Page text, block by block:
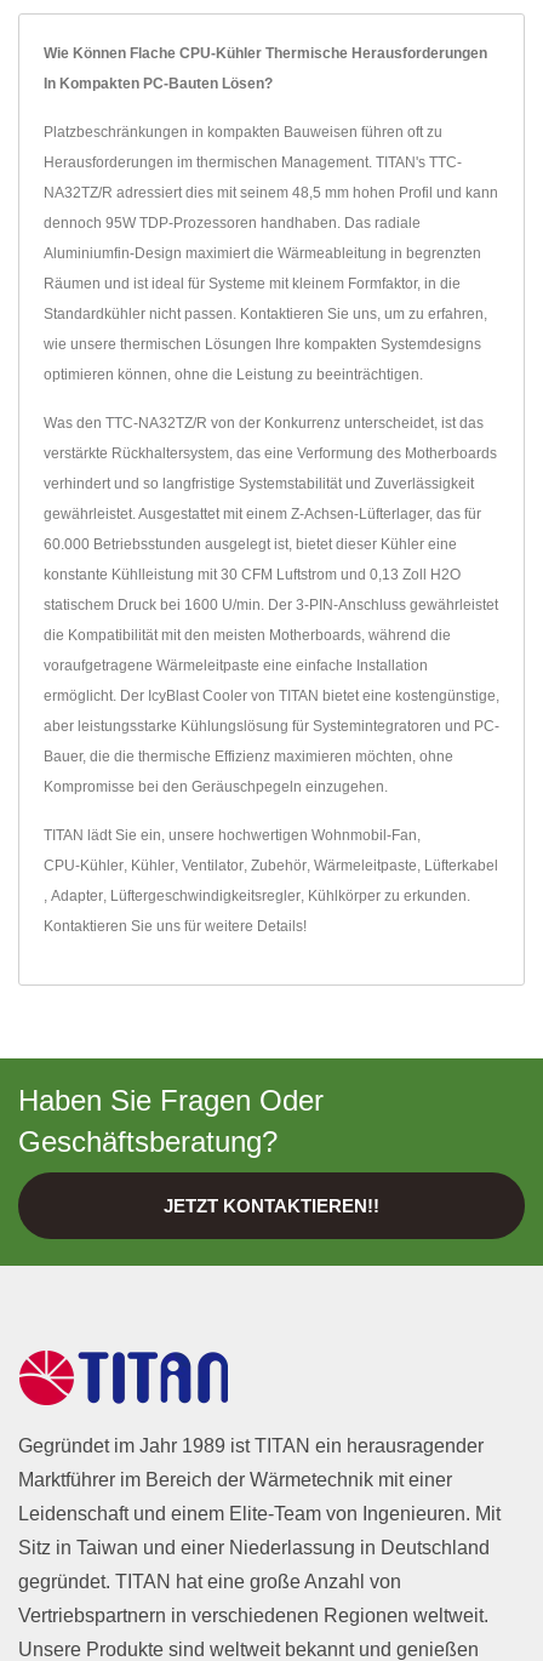
Wie Können Flache CPU-Kühler Thermische Herausforderungen
In Kompakten PC-Bauten Lösen?
Platzbeschränkungen in kompakten Bauweisen führen oft zu
Herausforderungen im thermischen Management. TITAN's TTC-
NA32TZ/R adressiert dies mit seinem 48,5 mm hohen Profil und kann
dennoch 95W TDP-Prozessoren handhaben. Das radiale
Aluminiumfin-Design maximiert die Wärmeableitung in begrenzten
Räumen und ist ideal für Systeme mit kleinem Formfaktor, in die
Standardkühler nicht passen. Kontaktieren Sie uns, um zu erfahren,
wie unsere thermischen Lösungen Ihre kompakten Systemdesigns
optimieren können, ohne die Leistung zu beeinträchtigen.
Was den TTC-NA32TZ/R von der Konkurrenz unterscheidet, ist das
verstärkte Rückhaltersystem, das eine Verformung des Motherboards
verhindert und so langfristige Systemstabilität und Zuverlässigkeit
gewährleistet. Ausgestattet mit einem Z-Achsen-Lüfterlager, das für
60.000 Betriebsstunden ausgelegt ist, bietet dieser Kühler eine
konstante Kühlleistung mit 30 CFM Luftstrom und 0,13 Zoll H2O
statischem Druck bei 1600 U/min. Der 3-PIN-Anschluss gewährleistet
die Kompatibilität mit den meisten Motherboards, während die
voraufgetragene Wärmeleitpaste eine einfache Installation
ermöglicht. Der IcyBlast Cooler von TITAN bietet eine kostengünstige,
aber leistungsstarke Kühlungslösung für Systemintegratoren und PC-
Bauer, die die thermische Effizienz maximieren möchten, ohne
Kompromisse bei den Geräuschpegeln einzugehen.
TITAN lädt Sie ein, unsere hochwertigen Wohnmobil-Fan
CPU-Kühler Kühler Ventilator Zubehör Wärmeleitpaste Lüfterkabel
Adapter Lüftergeschwindigkeitsregler Kühlkörper zu erkunden.
Kontaktieren Sie uns für weitere Details!
Haben Sie Fragen Oder
Geschäftsberatung?
JETZT KONTAKTIEREN!!
Gegründet im Jahr 1989 ist TITAN ein herausragender
Marktführer im Bereich der Wärmetechnik mit einer
Leidenschaft und einem Elite-Team von Ingenieuren. Mit
Sitz in Taiwan und einer Niederlassung in Deutschland
gegründet. TITAN hat eine große Anzahl von
Vertriebspartnern in verschiedenen Regionen weltweit.
Unsere Produkte sind weltweit bekannt und genießen